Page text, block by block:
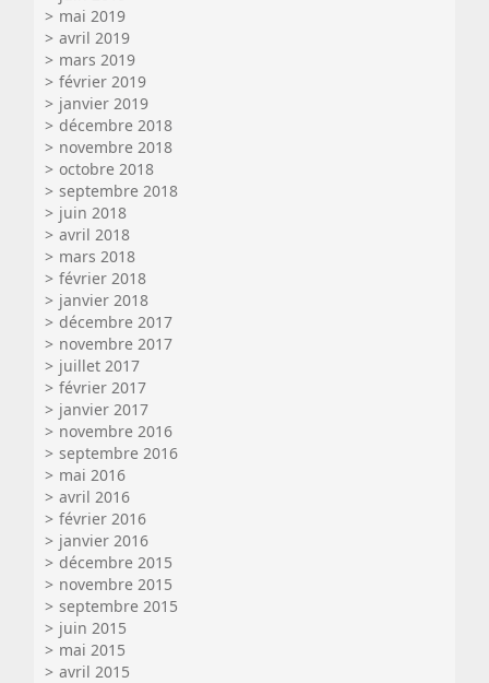
mai 2019
avril 2019
mars 2019
février 2019
janvier 2019
décembre 2018
novembre 2018
octobre 2018
septembre 2018
juin 2018
avril 2018
mars 2018
février 2018
janvier 2018
décembre 2017
novembre 2017
juillet 2017
février 2017
janvier 2017
novembre 2016
septembre 2016
mai 2016
avril 2016
février 2016
janvier 2016
décembre 2015
novembre 2015
septembre 2015
juin 2015
mai 2015
avril 2015